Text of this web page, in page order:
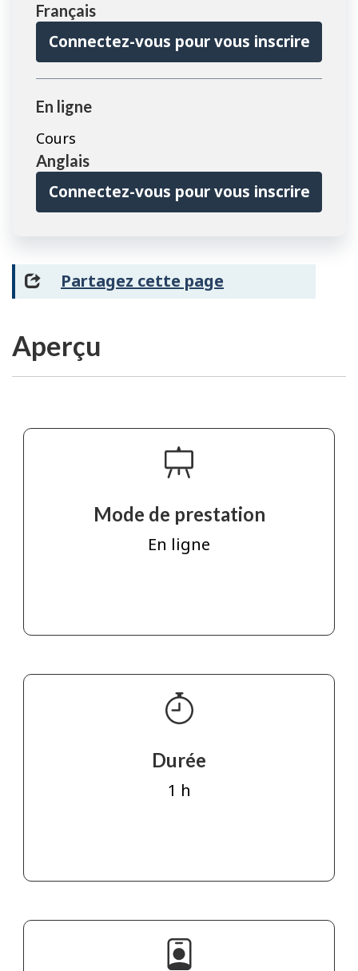
Français
Connectez-vous pour vous inscrire
En ligne
Cours
Anglais
Connectez-vous pour vous inscrire
Partagez cette page
Aperçu
Mode de prestation
En ligne
Durée
1 h